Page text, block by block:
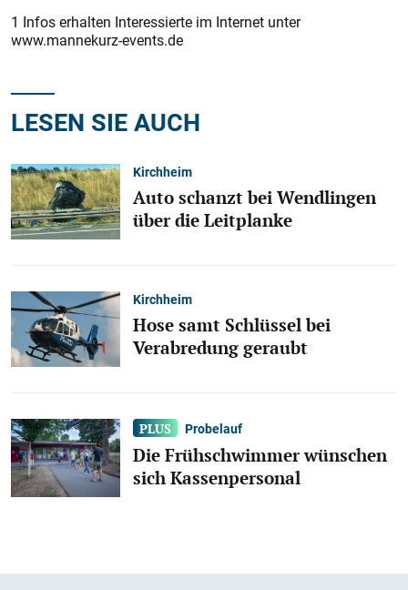
1 Infos erhalten Interessierte im Internet unter
www.mannekurz-events.de
LESEN SIE AUCH
Kirchheim
Auto schanzt bei Wendlingen
über die Leitplanke
Kirchheim
Hose samt Schlüssel bei
Verabredung geraubt
Probelauf
Die Frühschwimmer wünschen
sich Kassenpersonal